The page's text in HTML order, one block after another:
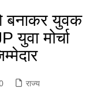
बनाकर युवक
युवा मोर्चा
राज्य